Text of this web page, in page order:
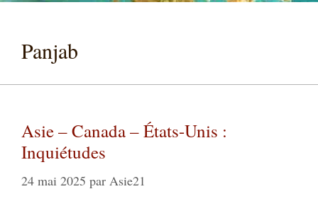
Panjab
Asie – Canada – États-Unis :
Inquiétudes
24 mai 2025 par Asie21